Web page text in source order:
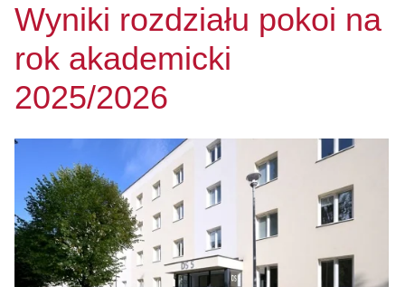
Wyniki rozdziału pokoi na
rok akademicki
2025/2026